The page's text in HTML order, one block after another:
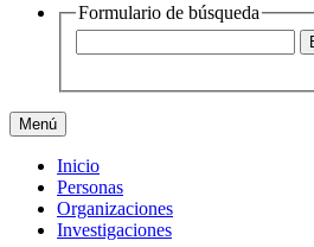
Formulario de búsqueda
Menú
Inicio
Personas
Organizaciones
Investigaciones